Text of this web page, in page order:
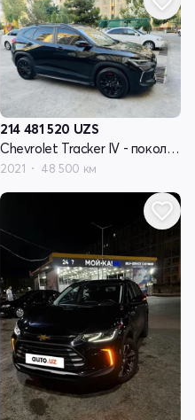
214 481 520 UZS
Chevrolet Tracker IV - поколение
2021 48 500 км